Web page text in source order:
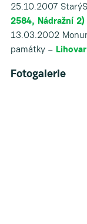
25.10.2007
2584, Nádražní 2)
13.03.2002
památky –
Fotogalerie